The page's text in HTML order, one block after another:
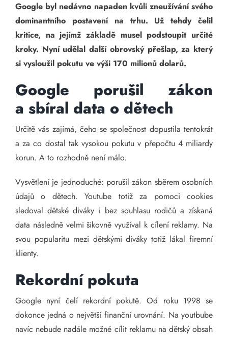
Kontakt
Google byl nedávno napaden kvůli zneužívání svého
dominantního postavení na trhu. Už tehdy čelil
kritice, na jejímž základě musel podstoupit určité
kroky. Nyní udělal další obrovský přešlap, za který
si vysloužil pokutu ve výši 170 milionů dolarů.
Google porušil zákon
a sbíral data o dětech
Určitě vás zajímá, čeho se společnost dopustila tentokrát
a za co dostal tak vysokou pokutu v přepočtu 4 miliardy
korun. A to rozhodně není málo.
Vysvětlení je jednoduché: porušil zákon sběrem osobních
údajů o dětech. Youtube totiž za pomoci cookies
sledoval dětské diváky i bez souhlasu rodičů a získaná
data následně velmi šikovně využíval k cílení reklamy. Na
svou popularitu mezi dětskými diváky totiž lákal firemní
klienty.
Rekordní pokuta
Google nyní čelí rekordní pokutě. Od roku 1998 se
dokonce jedná o největší finanční urovnání. Na youtbube
navíc nebude nadále možné cílit reklamu na dětský obsah